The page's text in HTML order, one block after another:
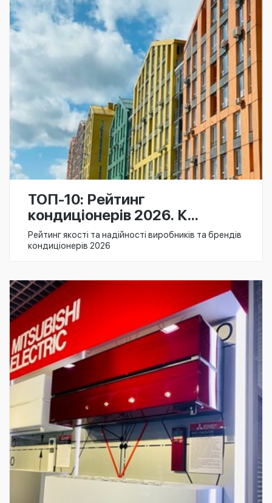
ТОП-10: Рейтинг
кондиціонерів 2026. К...
Рейтинг якості та надійності виробників та брендів
кондиціонерів 2026